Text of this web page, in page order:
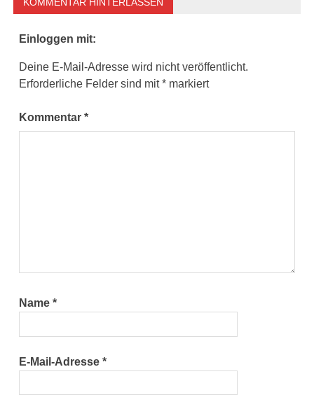
KOMMENTAR HINTERLASSEN
Einloggen mit:
Deine E-Mail-Adresse wird nicht veröffentlicht.
Erforderliche Felder sind mit* markiert
Kommentar*
Name*
E-Mail-Adresse*